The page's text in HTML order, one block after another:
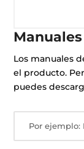
Los manuales
el producto.
puedes
Por ejemplo: